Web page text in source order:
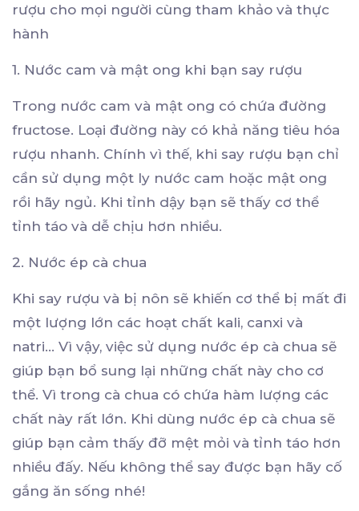
rượu cho mọi người cùng tham khảo và thực
hành
1. Nước cam và mật ong khi bạn say rượu
Trong nước cam và mật ong có chứa đường
fructose. Loại đường này có khả năng tiêu hóa
rượu nhanh. Chính vì thế, khi say rượu bạn chỉ
cần sử dụng một ly nước cam hoặc mật ong
rồi hãy ngủ. Khi tỉnh dậy bạn sẽ thấy cơ thể
tỉnh táo và dễ chịu hơn nhiều.
2. Nước ép cà chua
Khi say rượu và bị nôn sẽ khiến cơ thể bị mất đi
một lượng lớn các hoạt chất kali, canxi và
natri… Vì vậy, việc sử dụng nước ép cà chua sẽ
giúp bạn bổ sung lại những chất này cho cơ
thể. Vì trong cà chua có chứa hàm lượng các
chất này rất lớn. Khi dùng nước ép cà chua sẽ
giúp bạn cảm thấy đỡ mệt mỏi và tỉnh táo hơn
nhiều đấy. Nếu không thể say được bạn hãy cố
gắng ăn sống nhé!